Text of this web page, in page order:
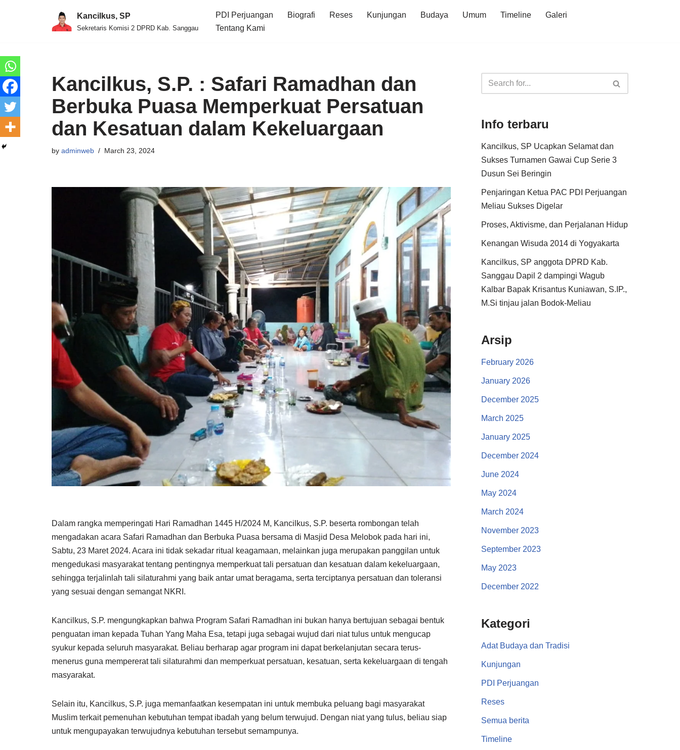
content
Kancilkus, SP
Sekretaris Komisi 2 DPRD Kab. Sanggau
PDI Perjuangan Biografi Reses Kunjungan Budaya Umum Timeline
Galeri
Tentang Kami
Kancilkus, S.P. : Safari Ramadhan dan
Berbuka Puasa Memperkuat Persatuan
dan Kesatuan dalam Kekeluargaan
by adminweb March 23, 2024
Dalam rangka memperingati Hari Ramadhan 1445 H/2024 M, Kancilkus, S.P. beserta rombongan telah
mengadakan acara Safari Ramadhan dan Berbuka Puasa bersama di Masjid Desa Melobok pada hari ini,
Sabtu, 23 Maret 2024. Acara ini tidak sekadar ritual keagamaan, melainkan juga merupakan panggilan untuk
mengedukasi masyarakat tentang pentingnya memperkuat tali persatuan dan kesatuan dalam kekeluargaan,
sehingga terjalinlah tali silaturahmi yang baik antar umat beragama, serta terciptanya persatuan dan toleransi
yang sesuai dengan semangat NKRI.
Kancilkus, S.P. mengungkapkan bahwa Program Safari Ramadhan ini bukan hanya bertujuan sebagai bentuk
penguatan iman kepada Tuhan Yang Maha Esa, tetapi juga sebagai wujud dari niat tulus untuk mengucap
syukur kepada seluruh masyarakat. Beliau berharap agar program ini dapat berkelanjutan secara terus-
menerus guna mempererat tali silaturahmi dan memperkuat persatuan, kesatuan, serta kekeluargaan di tengah
masyarakat.
Selain itu, Kancilkus, S.P. juga memanfaatkan kesempatan ini untuk membuka peluang bagi masyarakat
Muslim terkait pemenuhan kebutuhan tempat ibadah yang belum terwujud. Dengan niat yang tulus, beliau siap
untuk mengupayakan terwujudnya kebutuhan tersebut semampunya.
Info terbaru
Kancilkus, SP Ucapkan Selamat dan
Sukses Turnamen Gawai Cup Serie 3
Dusun Sei Beringin
Penjaringan Ketua PAC PDI Perjuangan
Meliau Sukses Digelar
Proses, Aktivisme, dan Perjalanan Hidup
Kenangan Wisuda 2014 di Yogyakarta
Kancilkus, SP anggota DPRD Kab.
Sanggau Dapil 2 dampingi Wagub
Kalbar Bapak Krisantus Kuniawan, S.IP.,
M.Si tinjau jalan Bodok-Meliau
Arsip
February 2026
January 2026
December 2025
March 2025
January 2025
December 2024
June 2024
May 2024
March 2024
November 2023
September 2023
May 2023
December 2022
Kategori
Adat Budaya dan Tradisi
Kunjungan
PDI Perjuangan
Reses
Semua berita
Timeline